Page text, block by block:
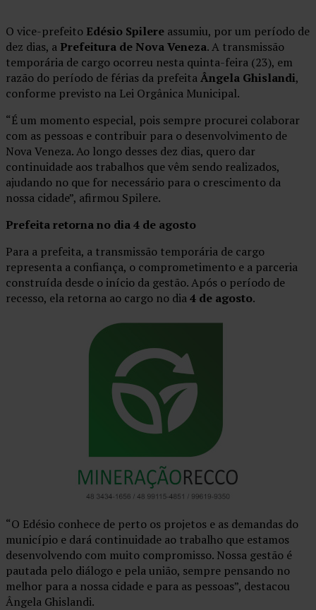
O vice-prefeito Edésio Spilere assumiu, por um período de
dez dias, a Prefeitura de Nova Veneza. A transmissão
temporária de cargo ocorreu nesta quinta-feira (23), em
razão do período de férias da prefeitaÂngela Ghislandi,
conforme previsto na Lei Orgânica Municipal.
“É um momento especial, pois sempre procurei colaborar
com as pessoas e contribuir para o desenvolvimento de
Nova Veneza. Ao longo desses dez dias, quero dar
continuidade aos trabalhos que vêm sendo realizados,
ajudando no que for necessário para o crescimento da
nossa cidade”, afirmou Spilere.
Prefeita retorna no dia 4 de agosto
Para a prefeita, a transmissão temporária de cargo
representa a confiança, o comprometimento e a parceria
construída desde o início da gestão. Após o período de
recesso, ela retorna ao cargo no dia4 de agosto.
“O Edésio conhece de perto os projetos e as demandas do
município e dará continuidade ao trabalho que estamos
desenvolvendo com muito compromisso. Nossa gestão é
pautada pelo diálogo e pela união, sempre pensando no
melhor para a nossa cidade e para as pessoas”, destacou
Ângela Ghislandi.